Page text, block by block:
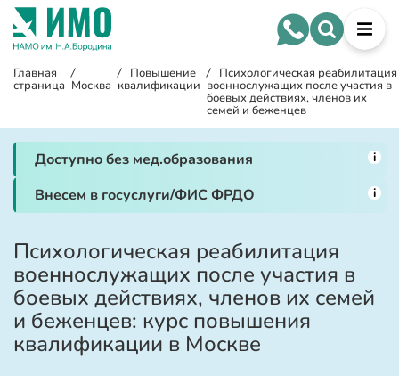
Главная
страница
/
Москва
/ Повышение
квалификации
/ Психологическая реабилитация
военнослужащих после участия в
боевых действиях, членов их
семей и беженцев
Доступно без мед.образования i
Внесем в госуслуги/ФИС ФРДО i
Психологическая реабилитация
военнослужащих после участия в
боевых действиях, членов их семей
и беженцев: курс повышения
квалификации в Москве